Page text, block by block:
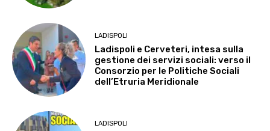
LADISPOLI
Ladispoli e Cerveteri, intesa sulla
gestione dei servizi sociali: verso il
Consorzio per le Politiche Sociali
dell’Etruria Meridionale
LADISPOLI